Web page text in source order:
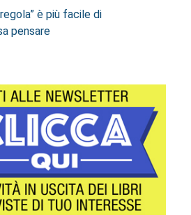
è più facile di
pensare